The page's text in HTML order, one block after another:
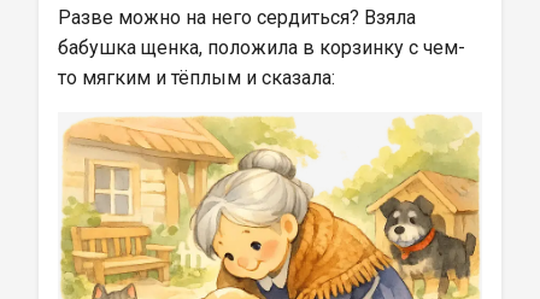
Разве можно на него сердиться? Взяла
бабушка щенка, положила в корзинку с чем-
то мягким и тёплым и сказала: